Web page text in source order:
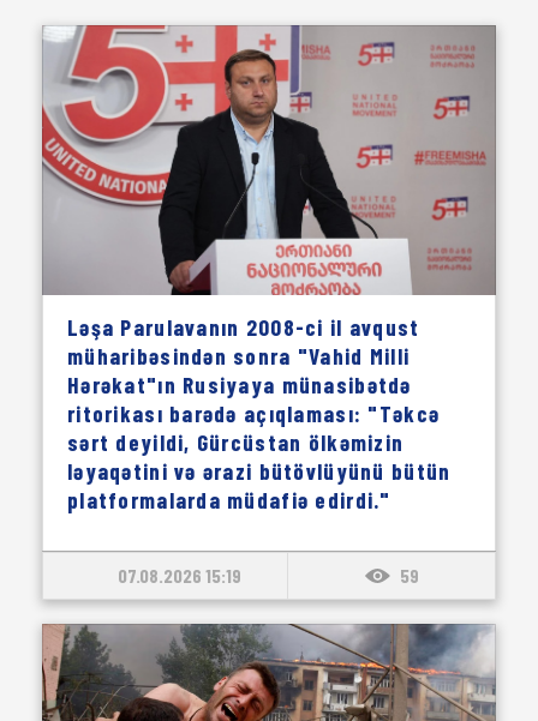
Ləşa Parulavanın 2008-ci il avqust
müharibəsindən sonra "Vahid Milli
Hərəkat"ın Rusiyaya münasibətdə
ritorikası barədə açıqlaması: "Təkcə
sərt deyildi, Gürcüstan ölkəmizin
ləyaqətini və ərazi bütövlüyünü bütün
platformalarda müdafiə edirdi."
07.08.2026 15:19 59